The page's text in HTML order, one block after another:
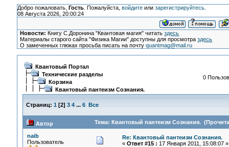
Добро пожаловать, Гость. Пожалуйста, войдитеили зарегистрируйтесь.
08 Августа 2026, 20:00:24
Новости: Книгу С.Доронина "Квантовая магия" читатьздесь
Материалы старого сайта "Физика Магии" доступны для просмотраздесь
О замеченных глюках просьба писать на почтуquantmag@mail.ru
Квантовый Портал
Технические разделы
Корзина
Квантовый пантеизм Сознания.
0
Страниц: 1 [2] 3 4 ... 6 Все
Автор Тема: Квантовый пантеизм Сознания.
naib
Пользователь
Re: Квантовый пантеизм Сознания.
« Ответ #15 : 17 Января 2011, 15:08:07 »